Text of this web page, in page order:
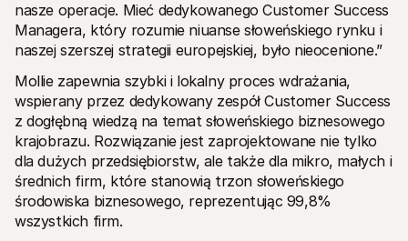
nasze operacje. Mieć dedykowanego Customer Success
Managera, który rozumie niuanse słoweńskiego rynku i
naszej szerszej strategii europejskiej, było nieocenione.”
Mollie zapewnia szybki i lokalny proces wdrażania,
wspierany przez dedykowany zespół Customer Success
z dogłębną wiedzą na temat słoweńskiego biznesowego
krajobrazu. Rozwiązanie jest zaprojektowane nie tylko
dla dużych przedsiębiorstw, ale także dla mikro, małych i
średnich firm, które stanowią trzon słoweńskiego
środowiska biznesowego, reprezentując 99,8%
wszystkich firm.